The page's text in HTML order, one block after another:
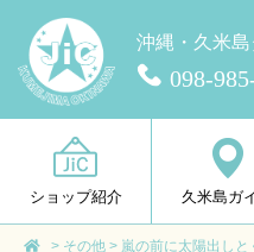
沖縄・久米
098-
ショップ紹介 久米島ガ
> その他 > 嵐の前に太陽出しと